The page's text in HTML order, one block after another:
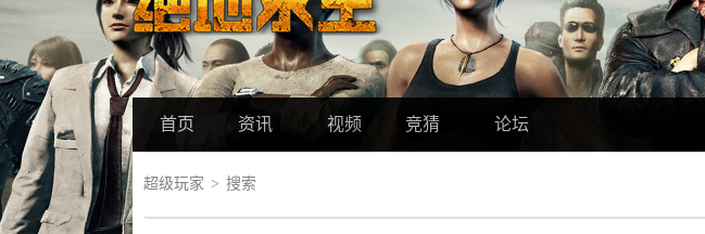
首页 资讯 视频 竞猜 论坛
超级玩家 搜索